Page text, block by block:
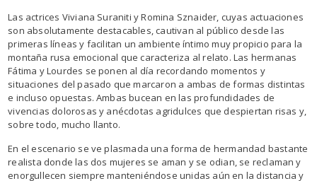
Las actrices Viviana Suraniti y Romina Sznaider, cuyas actuaciones
son absolutamente destacables, cautivan al público desde las
primeras líneas y facilitan un ambiente íntimo muy propicio para la
montaña rusa emocional que caracteriza al relato. Las hermanas
Fátima y Lourdes se ponen al día recordando momentos y
situaciones del pasado que marcaron a ambas de formas distintas
e incluso opuestas. Ambas bucean en las profundidades de
vivencias dolorosas y anécdotas agridulces que despiertan risas y,
sobre todo, mucho llanto.
En el escenario se ve plasmada una forma de hermandad bastante
realista donde las dos mujeres se aman y se odian, se reclaman y
enorgullecen siempre manteniéndose unidas aún en la distancia y